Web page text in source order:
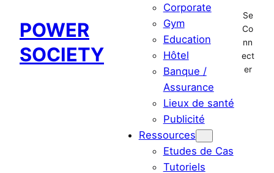
POWER
SOCIETY
Corporate
Gym
Education
Hôtel
Banque /
Assurance
Lieux de santé
Publicité
Ressources
Etudes de Cas
Tutoriels
Se
Co
nn
ect
er